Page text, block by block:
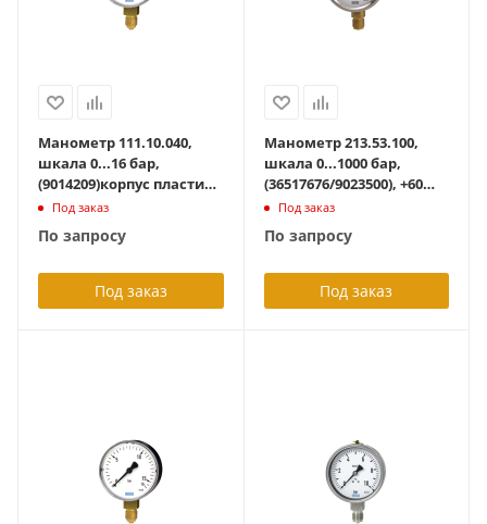
Манометр 111.10.040,
шкала 0...16 бар,
(9014209)корпус пластик,
кл. точности 2,5, до +60
G1/8B
Под заказ
По запросу
Под заказ
Манометр 213.53.100,
шкала 0...1000 бар,
(36517676/9023500), +60
град С, радиальный
гидрозаполнением
Под заказ
По запросу
Под заказ